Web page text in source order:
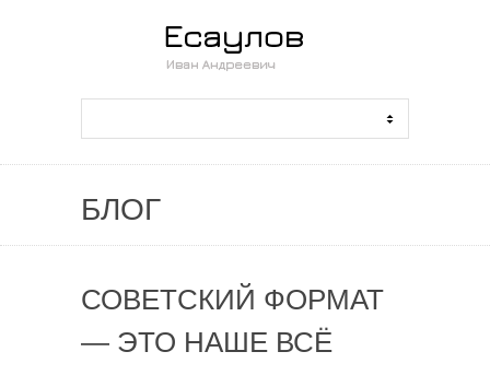
БЛОГ
СОВЕТСКИЙ ФОРМАТ
— ЭТО НАШЕ ВСЁ